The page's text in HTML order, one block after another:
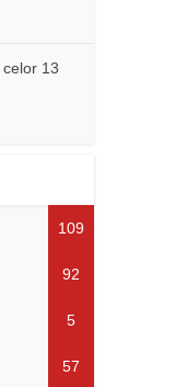
13
109
92
5
57